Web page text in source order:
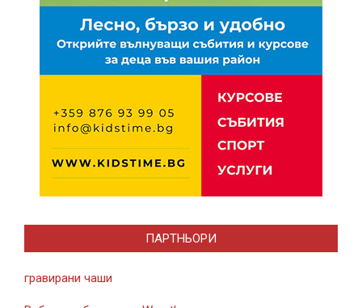
ПАРТНЬОРИ
гравирани чаши